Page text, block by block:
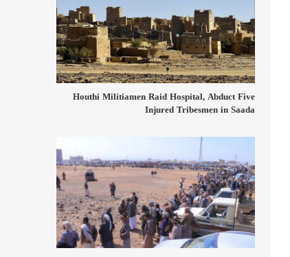
Houthi Militiamen Raid Hospital, Abduct Five
Injured Tribesmen in Saada